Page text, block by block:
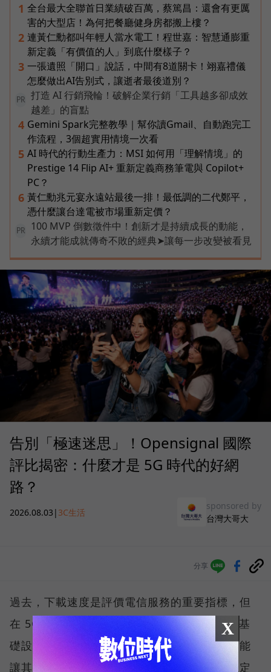
1 全台最大全聯首日業績破百萬，蔡篤昌：還會有更厲
害的大型店！為何把餐廳健身房都搬上樓？
2 連黃仁勳都叫年輕人當水電工！程世嘉：智慧通膨重
新定義「有價值的人」到底什麼樣子？
3 一張遺照「開口」說話，中間有8道關卡！翊嘉禮儀
怎麼做出AI告別式，讓逝者最後道別？
PR
打造 AI 行銷飛輪！破解企業行銷「工具越多卻成效
越差」的盲點
4 Gemini Spark完整教學｜幫你讀Gmail、自動跑完工
作流程，3個超實用情境一次看
5 AI 時代的行動生產力：MSI 如何用「理解情境」的
Prestige 14 Flip AI+ 重新定義商務筆電與 Copilot+
PC？
6 黃仁勳兆元宴永遠站最後一排！最低調的二代鄭平，
憑什麼讓台達電被市場重新定價？
PR
100 MVP 倒數徵件中！創新才是持續成長的動能，
永續才能成就傳奇不敗的經典➤讓每一步改變被看見
告別「極速迷思」！Opensignal 國際
評比揭密：什麼才是 5G 時代的好網
路？
2026.08.03 | 3C生活
sponsored by
台灣大哥大
分享
過去，下載速度是評價電信服務的重要指標，但
在 5G 成為工作、娛樂、生活不可或缺的數位基
礎設施後，消費者發現，再快的網速，如果不能
讓其在人潮聚集、高速移動或室內空間維持穩定
X